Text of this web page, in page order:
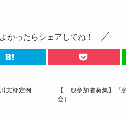
よかったらシェアしてね！
支部定例
【一般参加者募集】
会）